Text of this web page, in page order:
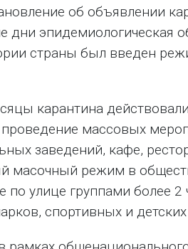
об объявлении
дни эпидемиологическая
страны был введен
карантина
массовых
заведений, кафе,
масочный режим в
по улице группами более 2
спортивных и